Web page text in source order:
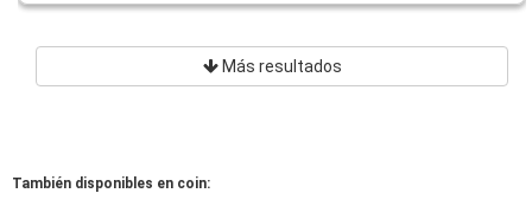
Más resultados
También disponibles en coin: